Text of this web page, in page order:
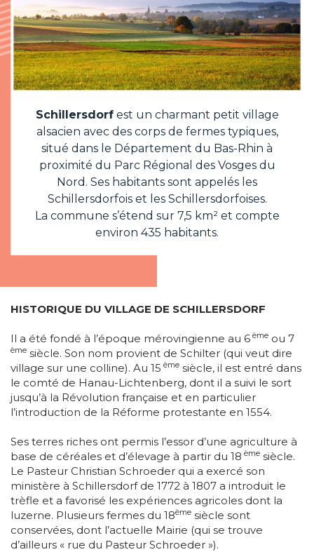
Schillersdorfest un charmant petit village
alsacien avec des corps de fermes typiques,
situé dans le Département du Bas-Rhin à
proximité du Parc Régional des Vosges du
Nord. Ses habitants sont appelés les
Schillersdorfois et les Schillersdorfoises.
La commune s’étend sur 7,5 km² et compte
environ 435 habitants.
HISTORIQUE DU VILLAGE DE SCHILLERSDORF
Il a été fondé à l’époque mérovingienne au 6 ème ou 7
ème siècle. Son nom provient de Schilter (qui veut dire
village sur une colline). Au 15 ème siècle, il est entré dans
le comté de Hanau-Lichtenberg, dont il a suivi le sort
jusqu’à la Révolution française et en particulier
l’introduction de la Réforme protestante en 1554.
Ses terres riches ont permis l’essor d’une agriculture à
base de céréales et d’élevage à partir du 18 ème siècle.
Le Pasteur Christian Schroeder qui a exercé son
ministère à Schillersdorf de 1772 à 1807 a introduit le
trèfle et a favorisé les expériences agricoles dont la
luzerne. Plusieurs fermes du 18ème siècle sont
conservées, dont l’actuelle Mairie (qui se trouve
d’ailleurs « rue du Pasteur Schroeder »).